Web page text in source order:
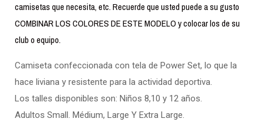
camisetas que necesita, etc. Recuerde que usted puede a su gusto
COMBINAR LOS COLORES DE ESTE MODELO y colocar los de su
club o equipo.
Camiseta confeccionada con tela de Power Set, lo que la
hace liviana y resistente para la actividad deportiva.
Los talles disponibles son: Niños 8,10 y 12 años.
Adultos Small. Médium, Large Y Extra Large.